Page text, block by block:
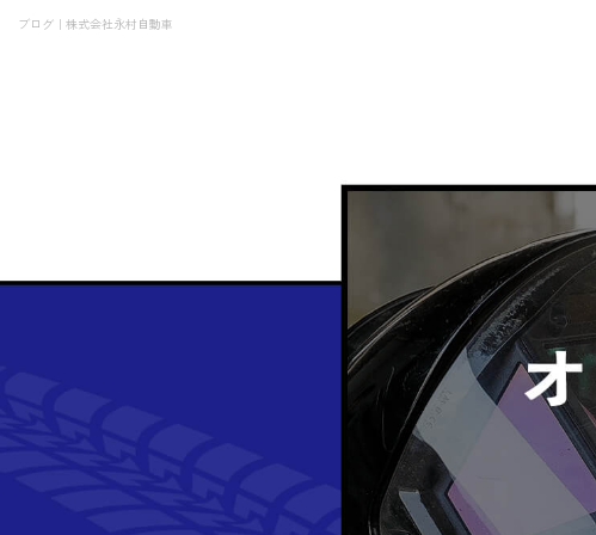
ブログ｜株式会社永村自動車